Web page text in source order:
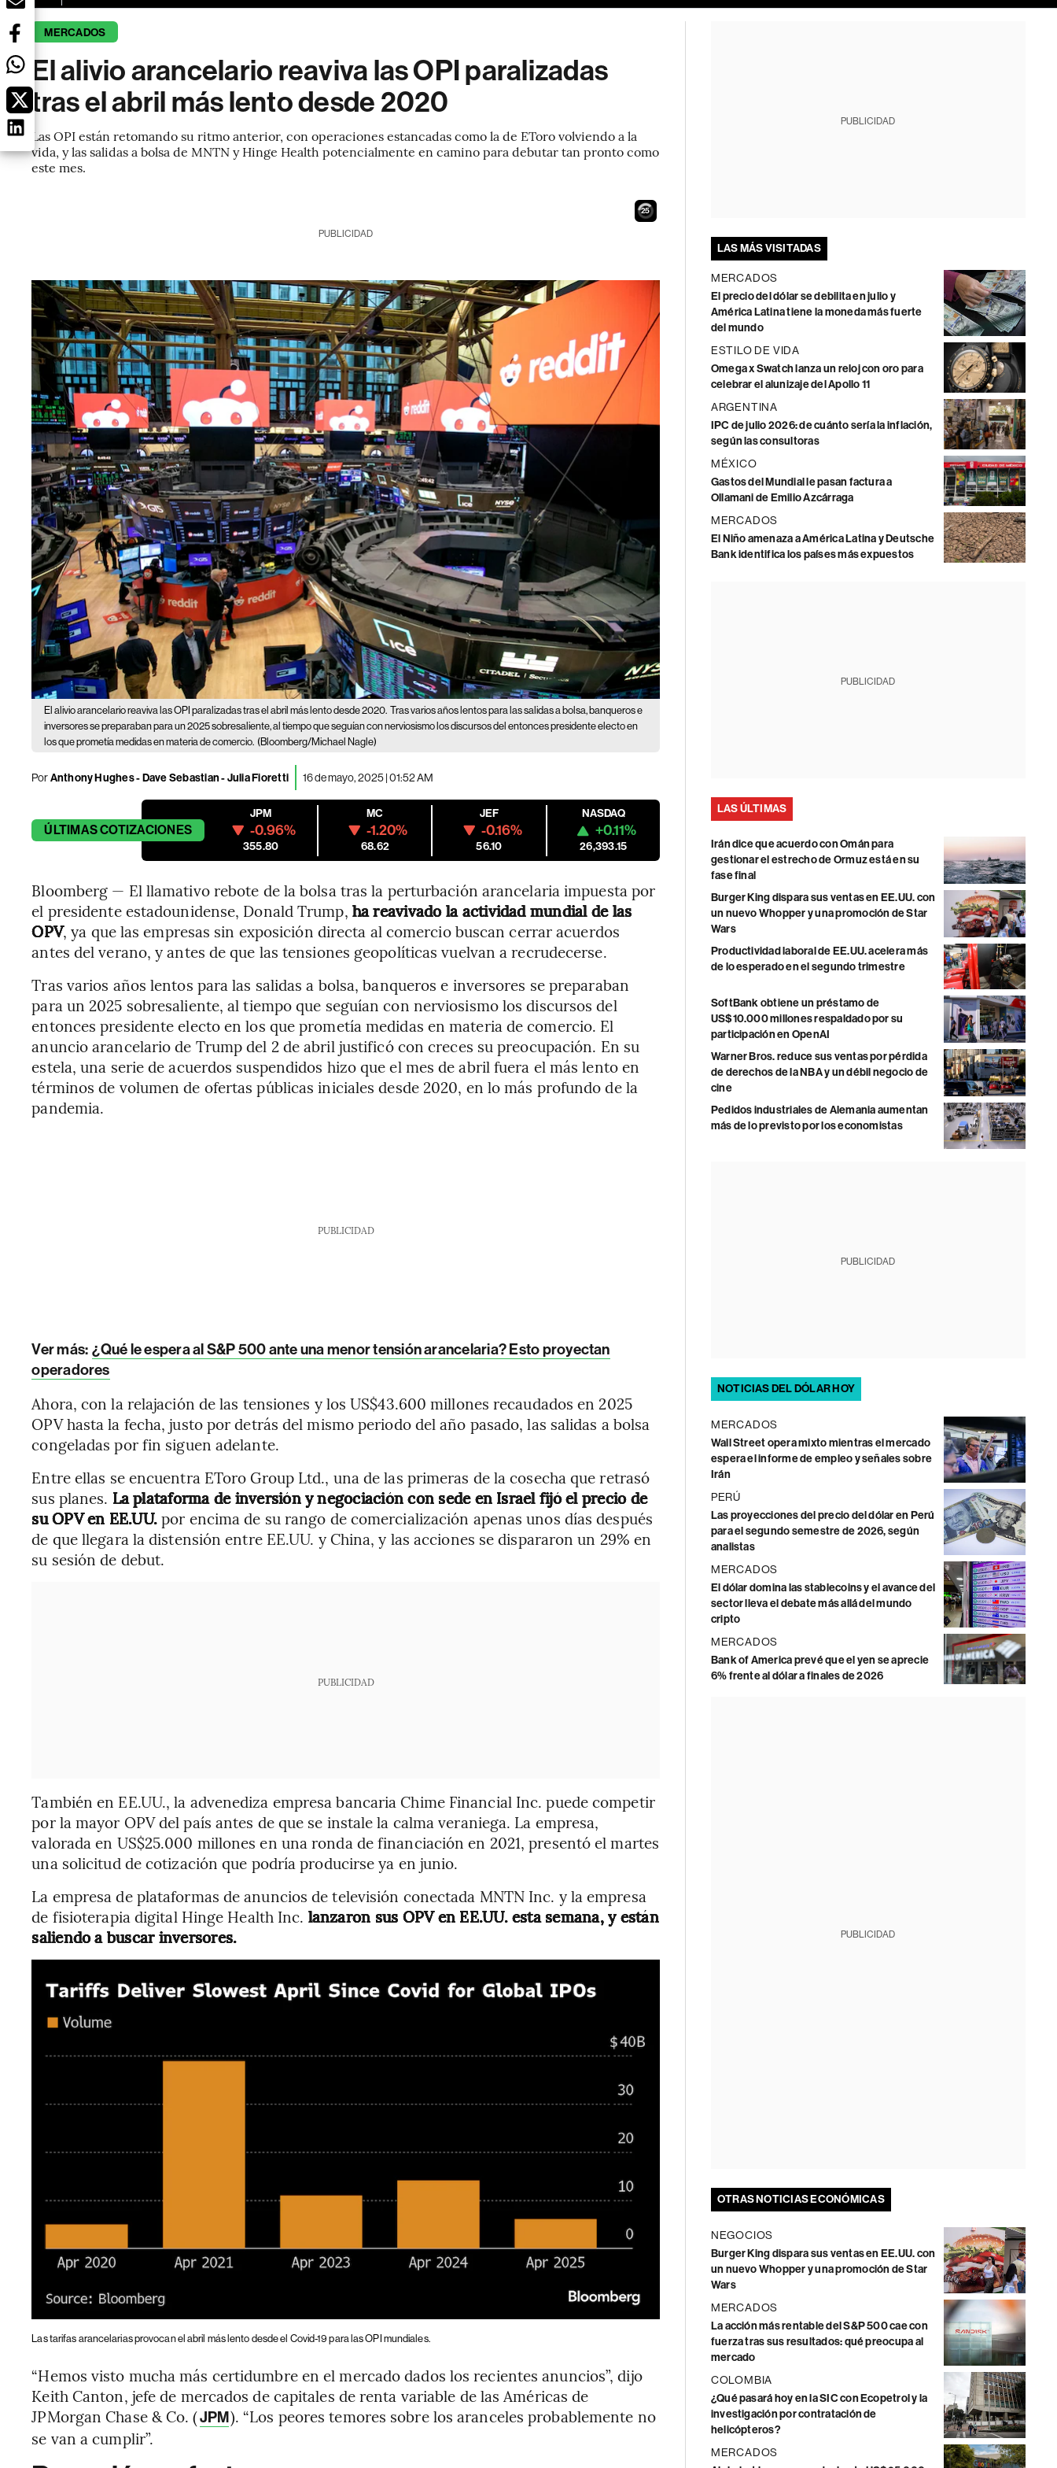
MERCADOS
El alivio arancelario reaviva las OPI paralizadas
tras el abril más lento desde 2020
Las OPI están retomando su ritmo anterior, con operaciones estancadas como la de EToro volviendo a la
vida, y las salidas a bolsa de MNTN y Hinge Health potencialmente en camino para debutar tan pronto como
este mes.
24
PUBLICIDAD
El alivio arancelario reaviva las OPI paralizadas tras el abril más lento desde 2020. Tras varios años lentos para las salidas a bolsa, banqueros e
inversores se preparaban para un 2025 sobresaliente, al tiempo que seguían con nerviosismo los discursos del entonces presidente electo en
los que prometía medidas en materia de comercio. (Bloomberg/Michael Nagle)
PorAnthony Hughes - Dave Sebastian - Julia Fioretti 16 de mayo, 2025 | 01:52 AM
ÚLTIMASCOTIZACIONES
JPM
-0.96%
355.80
MC
-1.20%
68.62
JEF
-0.16%
56.10
NASDAQ
+0.11%
26,393.15
Bloomberg — El llamativo rebote de la bolsa tras la perturbación arancelaria impuesta por
el presidente estadounidense, Donald Trump, ha reavivado la actividad mundial de las
OPV, ya que las empresas sin exposición directa al comercio buscan cerrar acuerdos
antes del verano, y antes de que las tensiones geopolíticas vuelvan a recrudecerse.
Tras varios años lentos para las salidas a bolsa, banqueros e inversores se preparaban
para un 2025 sobresaliente, al tiempo que seguían con nerviosismo los discursos del
entonces presidente electo en los que prometía medidas en materia de comercio. El
anuncio arancelario de Trump del 2 de abril justificó con creces su preocupación. En su
estela, una serie de acuerdos suspendidos hizo que el mes de abril fuera el más lento en
términos de volumen de ofertas públicas iniciales desde 2020, en lo más profundo de la
pandemia.
PUBLICIDAD
Ver más: ¿Qué le espera al S&P 500 ante una menor tensión arancelaria? Esto proyectan
operadores
Ahora, con la relajación de las tensiones y los US$43.600 millones recaudados en 2025
OPV hasta la fecha, justo por detrás del mismo periodo del año pasado, las salidas a bolsa
congeladas por fin siguen adelante.
Entre ellas se encuentra EToro Group Ltd., una de las primeras de la cosecha que retrasó
sus planes. La plataforma de inversión y negociación con sede en Israel fijó el precio de
su OPV en EE.UU.por encima de su rango de comercialización apenas unos días después
de que llegara la distensión entre EE.UU. y China, y las acciones se dispararon un 29% en
su sesión de debut.
PUBLICIDAD
También en EE.UU., la advenediza empresa bancaria Chime Financial Inc. puede competir
por la mayor OPV del país antes de que se instale la calma veraniega. La empresa,
valorada en US$25.000 millones en una ronda de financiación en 2021, presentó el martes
una solicitud de cotización que podría producirse ya en junio.
La empresa de plataformas de anuncios de televisión conectada MNTN Inc. y la empresa
de fisioterapia digital Hinge Health Inc. lanzaron sus OPV en EE.UU. esta semana, y están
saliendo a buscar inversores.
Las tarifas arancelarias provocan el abril más lento desde el Covid-19 para las OPI mundiales.
“Hemos visto mucha más certidumbre en el mercado dados los recientes anuncios”, dijo
Keith Canton, jefe de mercados de capitales de renta variable de las Américas de
JPMorgan Chase & Co. (JPM). “Los peores temores sobre los aranceles probablemente no
se van a cumplir”.
PUBLICIDAD
LAS MÁS VISITADAS
MERCADOS
El precio del dólar se debilita en julio y
América Latina tiene la moneda más fuerte
del mundo
ESTILO DE VIDA
Omega x Swatch lanza un reloj con oro para
celebrar el alunizaje del Apollo 11
ARGENTINA
IPC de julio 2026: de cuánto sería la inflación,
según las consultoras
MÉXICO
Gastos del Mundial le pasan factura a
Ollamani de Emilio Azcárraga
MERCADOS
El Niño amenaza a América Latina y Deutsche
Bank identifica los países más expuestos
PUBLICIDAD
LAS ÚLTIMAS
Irán dice que acuerdo con Omán para
gestionar el estrecho de Ormuz está en su
fase final
Burger King dispara sus ventas en EE.UU. con
un nuevo Whopper y una promoción de Star
Wars
Productividad laboral de EE.UU. acelera más
de lo esperado en el segundo trimestre
SoftBank obtiene un préstamo de
US$10.000 millones respaldado por su
participación en OpenAI
Warner Bros. reduce sus ventas por pérdida
de derechos de la NBA y un débil negocio de
cine
Pedidos industriales de Alemania aumentan
más de lo previsto por los economistas
PUBLICIDAD
NOTICIAS DEL DÓLAR HOY
MERCADOS
Wall Street opera mixto mientras el mercado
espera el informe de empleo y señales sobre
Irán
PERÚ
Las proyecciones del precio del dólar en Perú
para el segundo semestre de 2026, según
analistas
MERCADOS
El dólar domina las stablecoins y el avance del
sector lleva el debate más allá del mundo
cripto
MERCADOS
Bank of America prevé que el yen se aprecie
6% frente al dólar a finales de 2026
PUBLICIDAD
OTRAS NOTICIAS ECONÓMICAS
NEGOCIOS
Burger King dispara sus ventas en EE.UU. con
un nuevo Whopper y una promoción de Star
Wars
MERCADOS
La acción más rentable del S&P 500 cae con
fuerza tras sus resultados: qué preocupa al
mercado
COLOMBIA
¿Qué pasará hoy en la SIC con Ecopetrol y la
investigación por contratación de
helicópteros?
MERCADOS